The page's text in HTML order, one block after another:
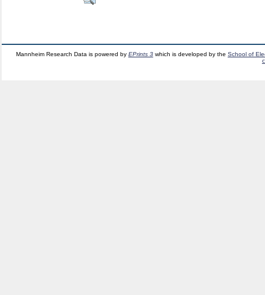
Mannheim Research Data is powered by EPrints 3which is developed by the School of